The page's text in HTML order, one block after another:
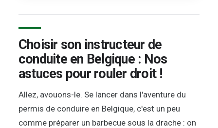
Choisir son instructeur de
conduite en Belgique : Nos
astuces pour rouler droit !
Allez, avouons-le. Se lancer dans l'aventure du
permis de conduire en Belgique, c'est un peu
comme préparer un barbecue sous la drache : on